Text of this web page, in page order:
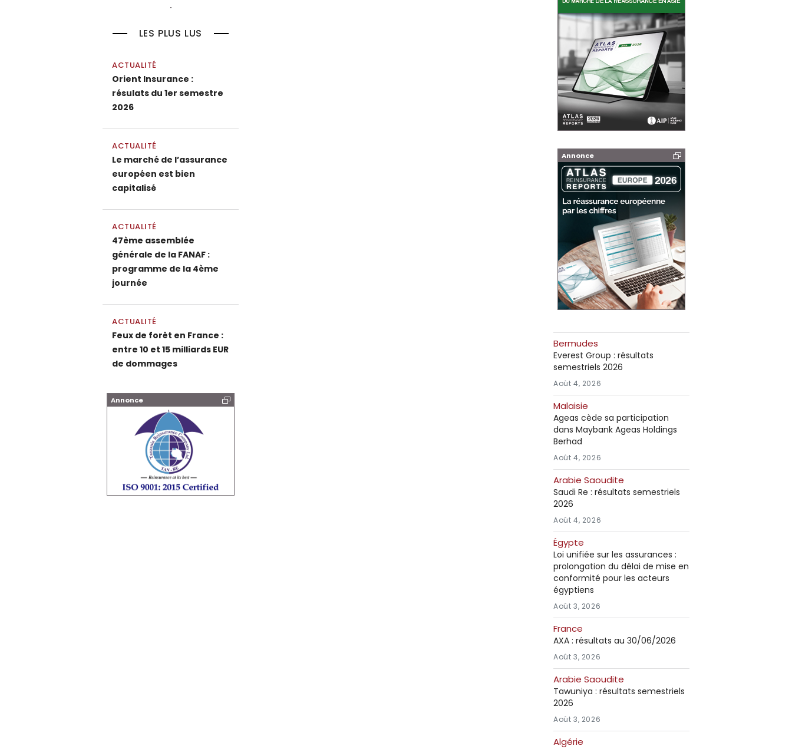
LES PLUS LUS
ACTUALITÉ
Orient Insurance :
résulats du 1er semestre
2026
ACTUALITÉ
Le marché de l’assurance
européen est bien
capitalisé
ACTUALITÉ
47ème assemblée
générale de la FANAF :
programme de la 4ème
journée
ACTUALITÉ
Feux de forêt en France :
entre 10 et 15 milliards EUR
de dommages
Annonce
Annonce
Bermudes
Everest Group : résultats
semestriels 2026
Août 4, 2026
Malaisie
Ageas cède sa participation
dans Maybank Ageas Holdings
Berhad
Août 4, 2026
Arabie Saoudite
Saudi Re : résultats semestriels
2026
Août 4, 2026
Égypte
Loi unifiée sur les assurances :
prolongation du délai de mise en
conformité pour les acteurs
égyptiens
Août 3, 2026
France
AXA : résultats au 30/06/2026
Août 3, 2026
Arabie Saoudite
Tawuniya : résultats semestriels
2026
Août 3, 2026
Algérie